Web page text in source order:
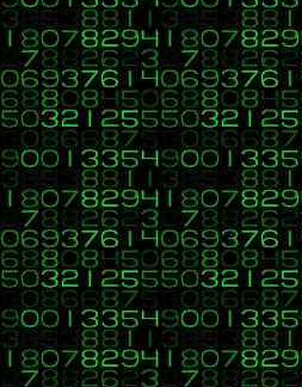
Código:[Seleccionar]
public class Test {
public static void main
String[] tipoDato = {"LONG",
String[] valueEjemplo =
for (int index = 0; index <
if
valueEjemplo[index] =
}
}
for (int index = 0; index <
}
}
Salu2